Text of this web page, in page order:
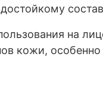
на
кожи,